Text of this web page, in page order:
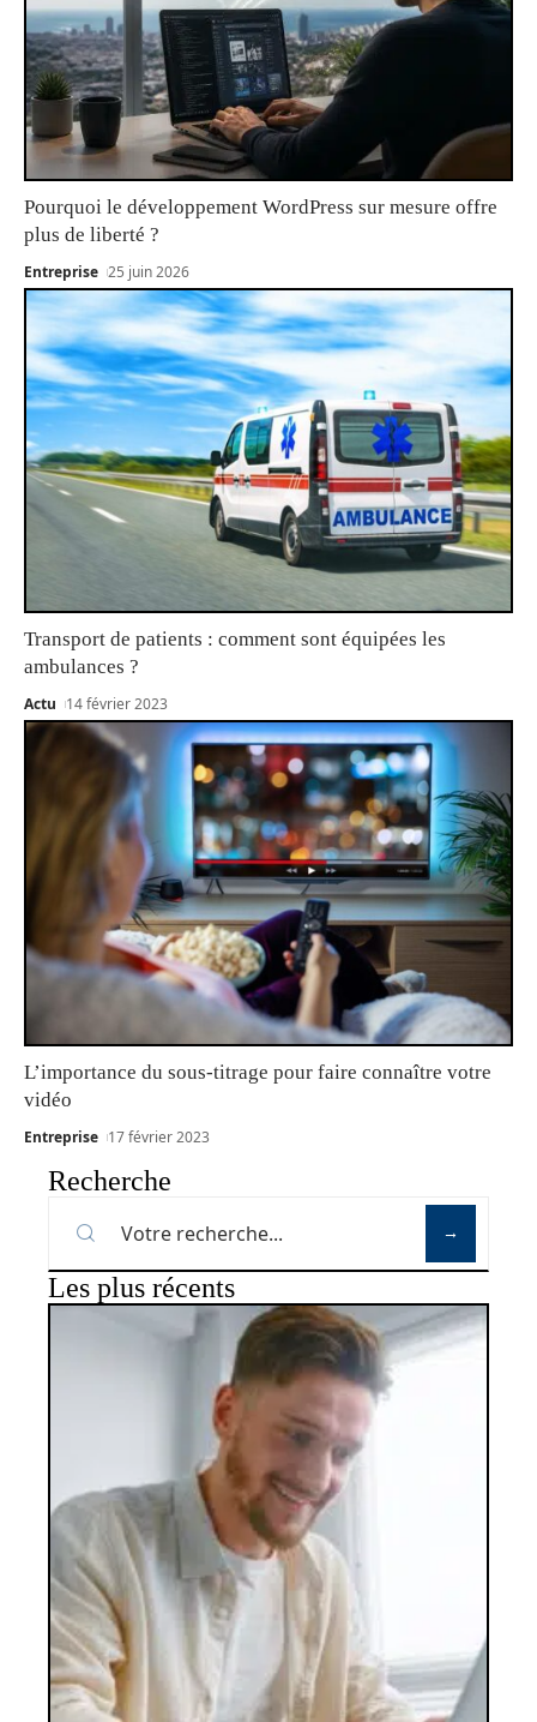
Pourquoi le développement WordPress sur mesure offre
plus de liberté ?
Entreprise 25 juin 2026
Transport de patients : comment sont équipées les
ambulances ?
Actu 14 février 2023
L’importance du sous-titrage pour faire connaître votre
vidéo
Entreprise 17 février 2023
Recherche
Les plus récents